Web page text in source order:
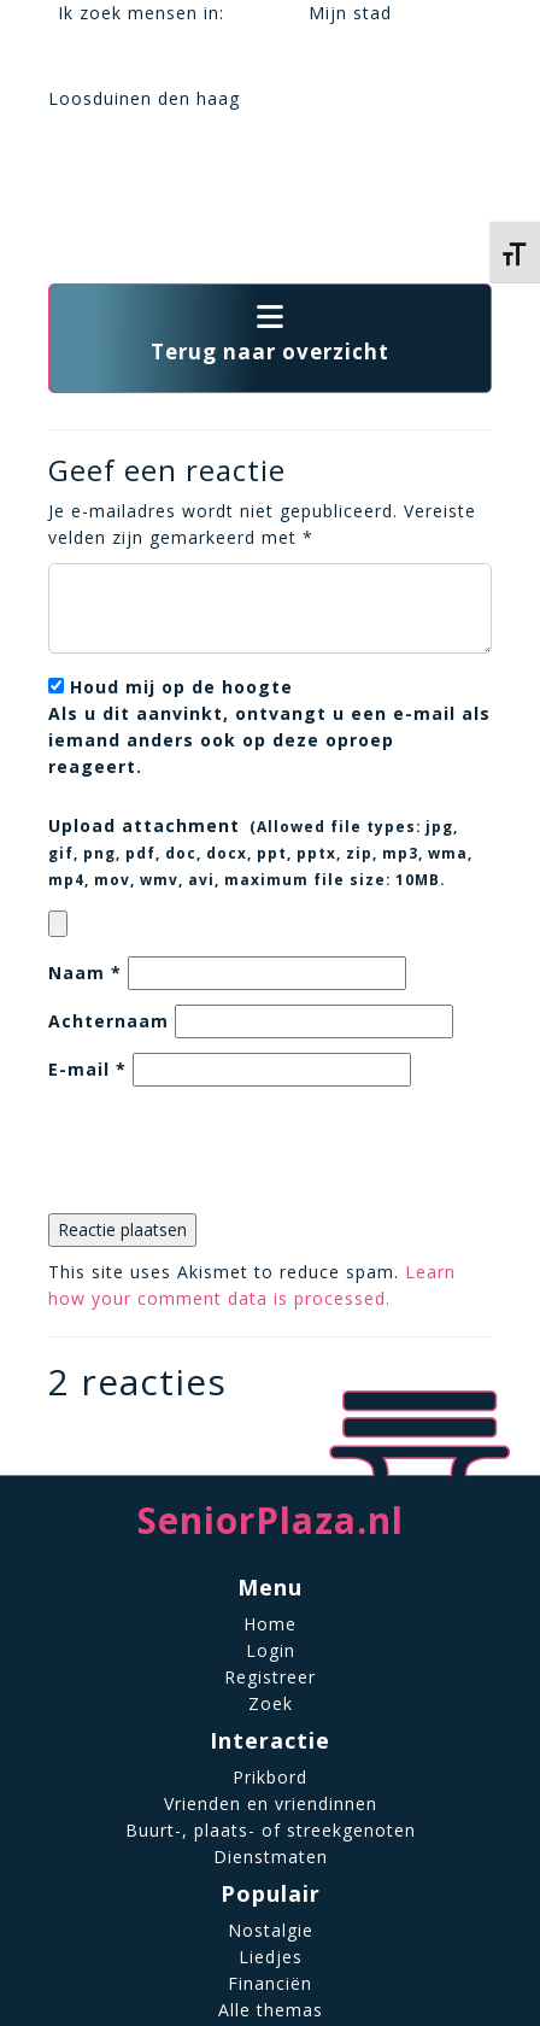
Ik zoek mensen in:
Mijn stad
Loosduinen den haag
Terug naar overzicht
Geef een reactie
Je e-mailadres wordt niet gepubliceerd. Vereiste
velden zijn gemarkeerd met *
Houd mij op de hoogte
Als u dit aanvinkt, ontvangt u een e-mail als
iemand anders ook op deze oproep
reageert.
Upload attachment (Allowed file types: jpg,
gif, png, pdf, doc, docx, ppt, pptx, zip, mp3, wma,
mp4, mov, wmv, avi
, maximum file size: 10MB.
Naam *
Achternaam
E-mail *
This site uses Akismet to reduce spam. Learn
how your comment data is processed.
2 reacties
SeniorPlaza.nl
Menu
Home
Login
Registreer
Zoek
Interactie
Prikbord
Vrienden en vriendinnen
Buurt-, plaats- of streekgenoten
Dienstmaten
Populair
Nostalgie
Liedjes
Financiën
Alle themas